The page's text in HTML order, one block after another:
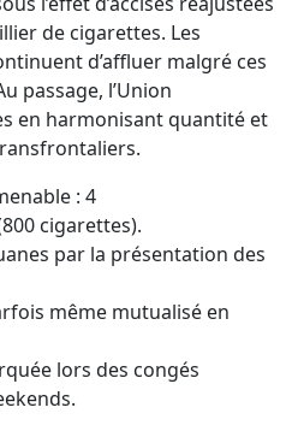
de cigarettes. Les
d’affluer malgré ces
passage, l’Union
en harmonisant quantité et
: 4
cigarettes).
par la présentation des
même mutualisé en
lors des congés